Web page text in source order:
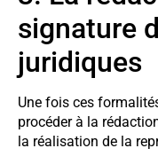
signature
juridiques
Une fois ces
procéder à la
la réalisation de la